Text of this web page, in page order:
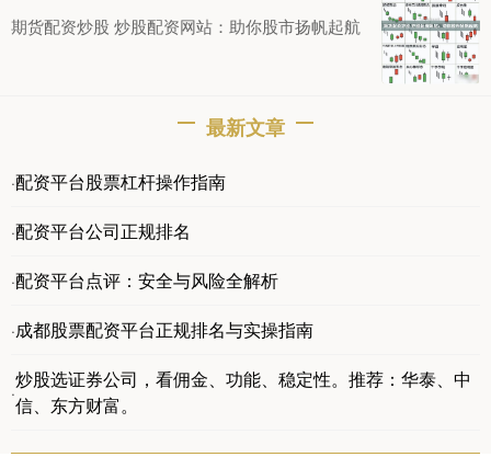
期货配资炒股 炒股配资网站：助你股市扬帆起航
最新文章
·配资平台股票杠杆操作指南
·配资平台公司正规排名
·配资平台点评：安全与风险全解析
·成都股票配资平台正规排名与实操指南
·
炒股选证券公司，看佣金、功能、稳定性。推荐：华泰、中
信、东方财富。